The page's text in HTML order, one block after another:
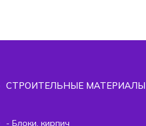
СТРОИТЕЛЬНЫЕ МАТЕРИАЛЫ
- Блоки, кирпич